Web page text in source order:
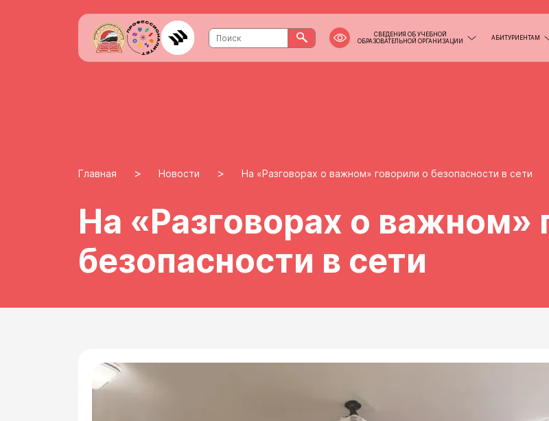
СВЕДЕНИЯ ОБ УЧЕБНОЙ
ОБРАЗОВАТЕЛЬНОЙ ОРГАНИЗАЦИИ
АБИТУРИЕНТАМ
Главная > Новости > На «Разговорах о важном» говорили о безопасности в сети
На «Разговорах о важном»
безопасности в сети